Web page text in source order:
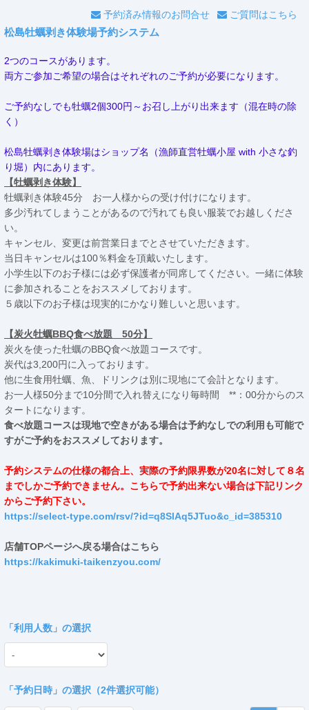
予約済み情報のお問合せ ご質問はこちら
松島牡蠣剥き体験場予約システム
2つのコースがあります。
両方ご参加ご希望の場合はそれぞれのご予約が必要になります。
ご予約なしでも牡蠣2個300円～お召し上がり出来ます（混在時の除
く）
松島牡蠣剥き体験場はショップ名（漁師直営牡蠣小屋 with 小さな釣
り堀）内にあります。
【牡蠣剥き体験】
牡蠣剥き体験45分 お一人様からの受け付けになります。
多少汚れてしまうことがあるので汚れても良い服装でお越しくださ
い。
キャンセル、変更は前営業日までとさせていただきます。
当日キャンセルは100％料金を頂戴いたします。
小学生以下のお子様には必ず保護者が同席してください。一緒に体験
に参加されることをおススメしております。
５歳以下のお子様は現実的にかなり難しいと思います。
【炭火牡蠣BBQ食べ放題 50分】
炭火を使った牡蠣のBBQ食べ放題コースです。
炭代は3,200円に入っております。
他に生食用牡蠣、魚、ドリンクは別に現地にて会計となります。
お一人様50分まで10分間で入れ替えになり毎時間 **：00分からのス
タートになります。
食べ放題コースは現地で空きがある場合は予約なしでの利用も可能で
すがご予約をおススメしております。
予約システムの仕様の都合上、実際の予約限界数が20名に対して８名
までしかご予約できません。こちらで予約出来ない場合は下記リンク
からご予約下さい。
https://select-type.com/rsv/?id=q8SlAq5JTuo&c_id=385310
店舗TOPページへ戻る場合はこちら
https://kakimuki-taikenzyou.com/
「 利用人数 」の選択
「予約日時」の選択（2件選択可能）